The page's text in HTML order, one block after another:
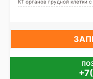
КТ органов грудной клетки